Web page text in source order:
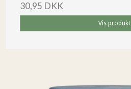
30,95 DKK
Vis produkt